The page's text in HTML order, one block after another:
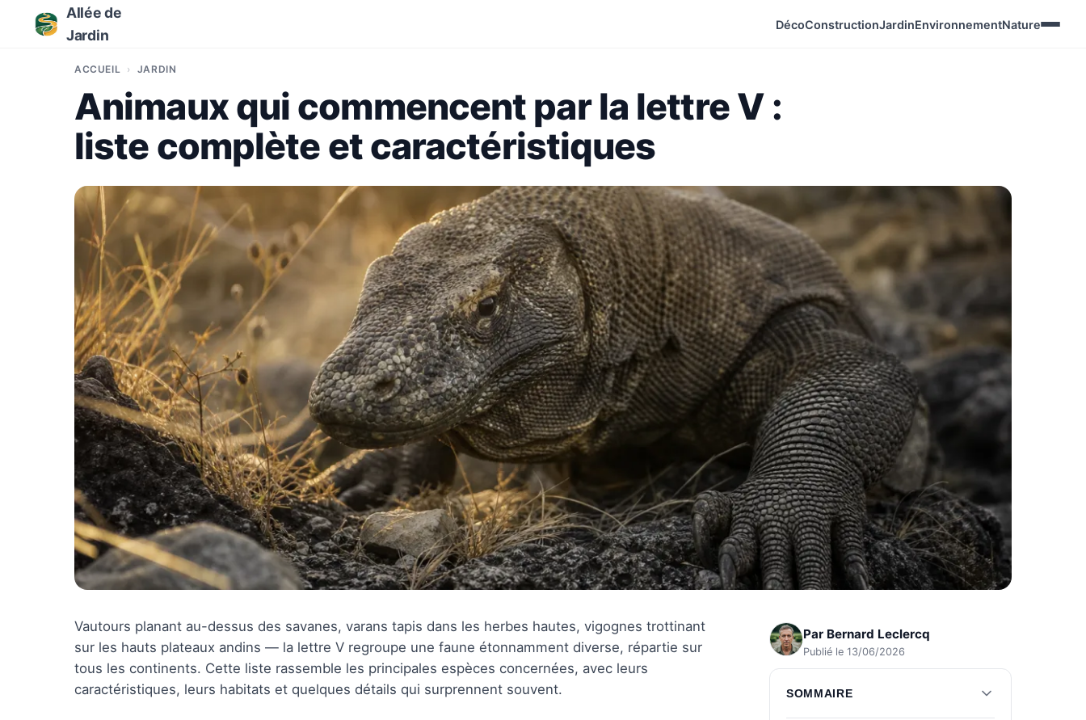
Allée de
Jardin
DécoConstructionJardinEnvironnementNature
ACCUEIL JARDIN
Animaux qui commencent par la lettre V :
liste complète et caractéristiques
Par Bernard Leclercq
Publié le 13/06/2026
SOMMAIRE
Vautours planant au-dessus des savanes, varans tapis dans les herbes hautes, vigognes trottinant
sur les hauts plateaux andins — la lettre V regroupe une faune étonnamment diverse, répartie sur
tous les continents. Cette liste rassemble les principales espèces concernées, avec leurs
caractéristiques, leurs habitats et quelques détails qui surprennent souvent.